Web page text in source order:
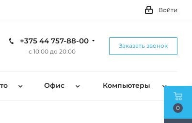
Войти
+375 44 757-88-00
с 10:00 до 20:00
Заказать звонок
Офис Компьютеры
0